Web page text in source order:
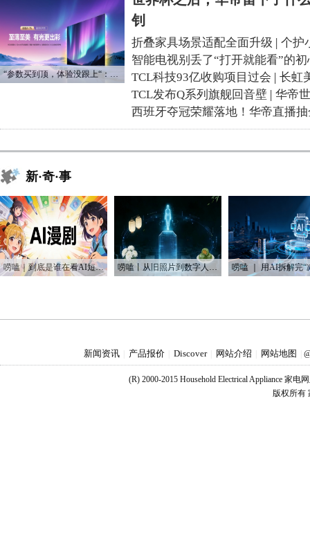
“参数买到顶，体验没跟上“：长虹追光Q70S给高端电视打了个样
钊
折叠家具场景适配全面升级 | 个护
智能电视别丢了“打开就能看”的初
TCL科技93亿收购项目过会 | 长虹
TCL发布Q系列旗舰回音壁 | 华帝
西班牙夺冠荣耀落地！华帝直播
新·奇·事
唠嗑｜到底是谁在看AI短剧？！ 唠嗑丨从旧照片到数字人：AI如何“复活”我们的思念
新闻资讯 产品报价 Discover 网站介绍 网站地图
(R) 2000-2015 Household Electrical Appliance 家电
版权所有